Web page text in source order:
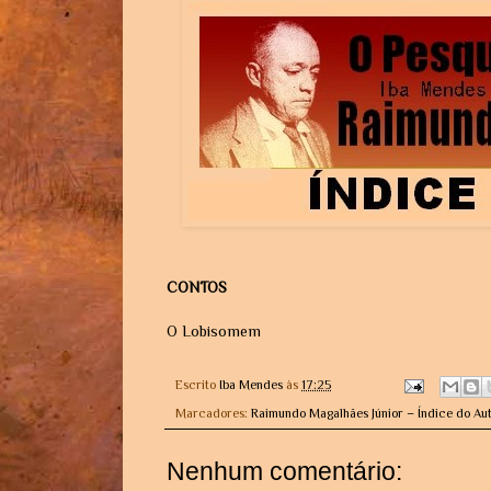
CONTOS
O Lobisomem
Escrito Iba Mendes às 17:25
Marcadores: Raimundo Magalhães Júnior – Índice do
Nenhum comentário: